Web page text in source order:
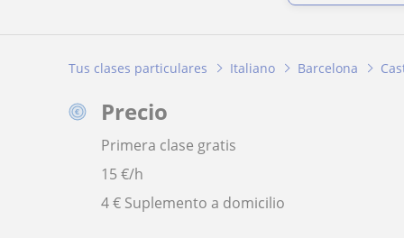
Tus clases particulares Italiano Barcelona
Precio
Primera clase gratis
15€/h
4 € Suplemento a domicilio